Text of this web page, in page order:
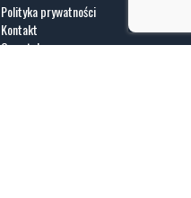
Polityka prywatności
Kontakt
O portalu